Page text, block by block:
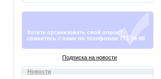
Хотите организовать свой опрос?
свяжитесь с нами по телефонам 771-34-88
Подписка на новости
Новости